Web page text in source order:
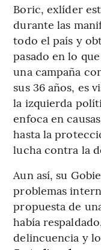
Boric, exlíder
durante las
todo el país y
pasado en lo
una campaña
sus 36 años, es
la izquierda
enfoca en
hasta la
lucha contra la
Aun así, su
problemas
propuesta de
había
delincuencia y